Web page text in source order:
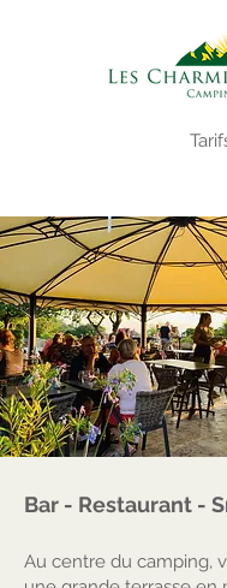
Bar - Restaurant -
Au centre du camping,